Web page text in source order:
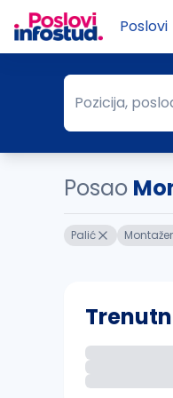
Poslovi
Pozicija,
Pozicija,
Posao
Palić